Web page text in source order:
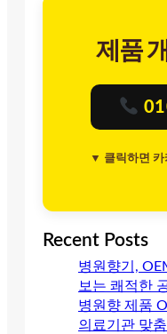
제품
▼ 클릭하면 카
Recent Posts
병원향기,
보는 쾌적한
병원향 제품
의료기관 맞